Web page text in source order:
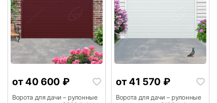
13 14
от 40 600 ₽
Ворота для дачи – рулонные
от 41 570 ₽
Ворота для дачи – рулонные